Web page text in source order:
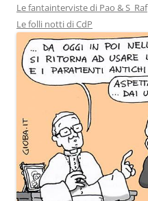
Le fantainterviste di Pao & S_Raf
Le folli notti di CdP